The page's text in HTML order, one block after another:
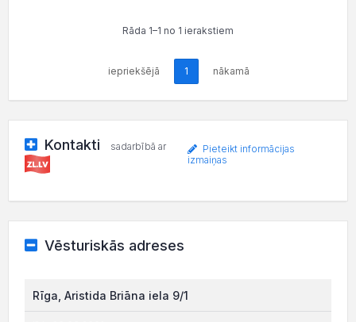
Rāda 1–1 no 1 ierakstiem
iepriekšējā 1 nākamā
Kontakti sadarbībā ar
Pieteikt informācijas
izmaiņas
Vēsturiskās adreses
Rīga, Aristida Briāna iela 9/1